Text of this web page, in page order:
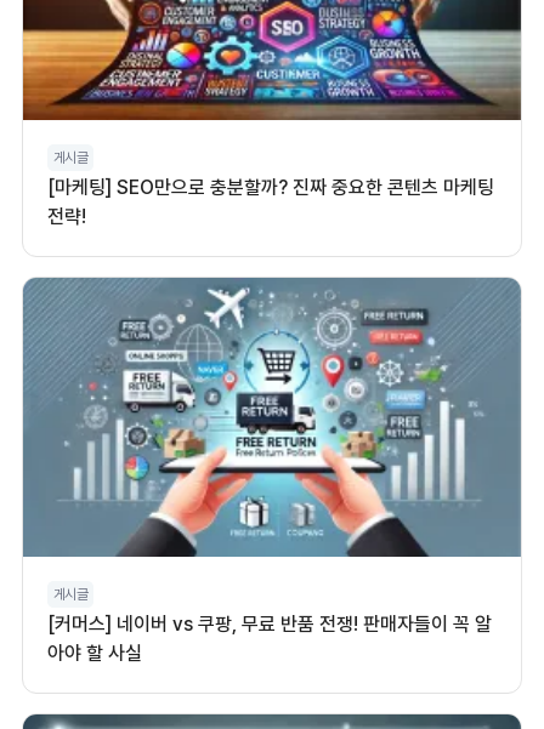
게시글
[마케팅] SEO만으로 충분할까? 진짜 중요한 콘텐츠 마케팅
전략!
게시글
[커머스] 네이버 vs 쿠팡, 무료 반품 전쟁! 판매자들이 꼭 알
아야 할 사실